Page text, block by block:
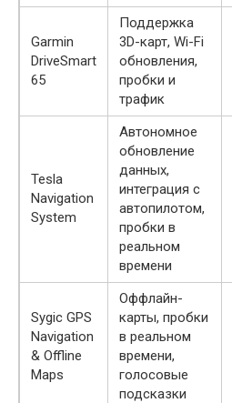
Garmin
DriveSmart
65
Поддержка
3D-карт, Wi-Fi
обновления,
пробки и
трафик
Tesla
Navigation
System
Автономное
обновление
данных,
интеграция с
автопилотом,
пробки в
реальном
времени
Sygic GPS
Navigation
& Offline
Maps
Оффлайн-
карты, пробки
в реальном
времени,
голосовые
подсказки